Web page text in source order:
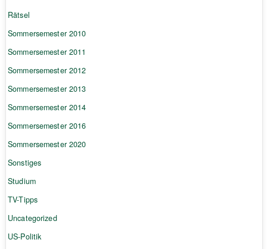
Rätsel
Sommersemester 2010
Sommersemester 2011
Sommersemester 2012
Sommersemester 2013
Sommersemester 2014
Sommersemester 2016
Sommersemester 2020
Sonstiges
Studium
TV-Tipps
Uncategorized
US-Politik